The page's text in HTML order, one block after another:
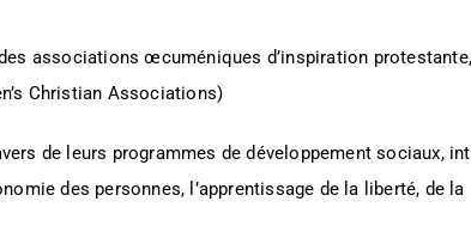
associations œcuméniques d’inspiration protestante,
Christian Associations)
de leurs programmes de développement sociaux,
des personnes, l’apprentissage de la liberté, de la